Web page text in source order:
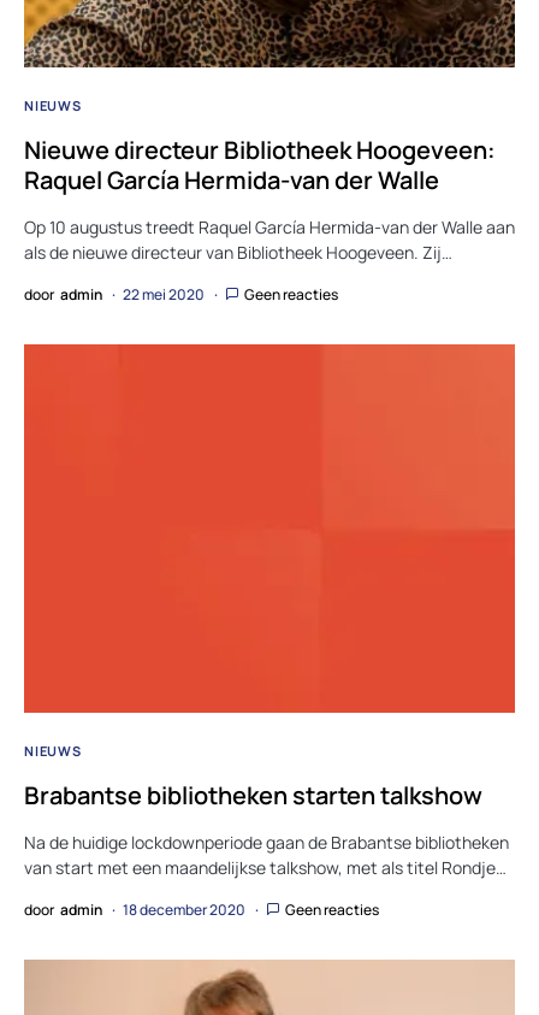
NIEUWS
Nieuwe directeur Bibliotheek Hoogeveen:
Raquel García Hermida-van der Walle
Op 10 augustus treedt Raquel García Hermida-van der Walle aan
als de nieuwe directeur van Bibliotheek Hoogeveen. Zij…
door admin 22 mei 2020 Geen reacties
NIEUWS
Brabantse bibliotheken starten talkshow
Na de huidige lockdownperiode gaan de Brabantse bibliotheken
van start met een maandelijkse talkshow, met als titel Rondje…
door admin 18 december 2020 Geen reacties